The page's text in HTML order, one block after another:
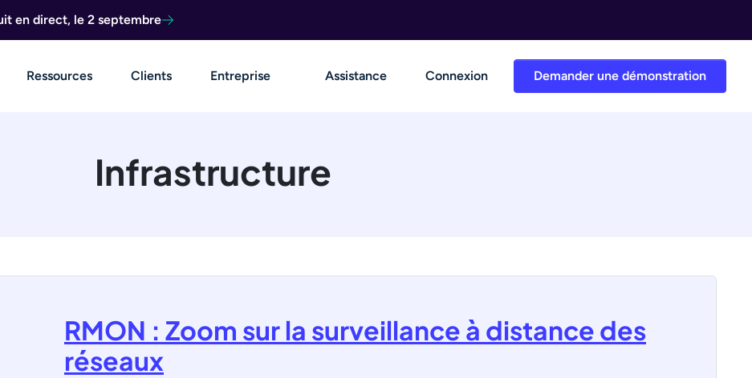
en direct, le 2 septembre
Demander une démonstration
Ressources Clients Entreprise Assistance Connexion
Infrastructure
RMON : Zoom sur la surveillance à distance des
réseaux